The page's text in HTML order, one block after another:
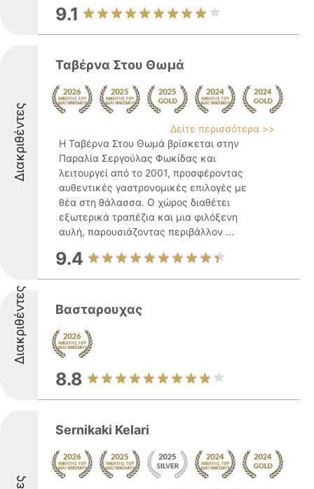
9.1
Διακριθέντες
Ταβέρνα Στου Θωμά
Δείτε περισσότερα >>
Η Ταβέρνα Στου Θωμά βρίσκεται στην
Παραλία Σεργούλας Φωκίδας και
λειτουργεί από το 2001, προσφέροντας
αυθεντικές γαστρονομικές επιλογές με
θέα στη θάλασσα. Ο χώρος διαθέτει
εξωτερικά τραπέζια και μια φιλόξενη
αυλή, παρουσιάζοντας περιβάλλον ...
9.4
Διακριθέντες Βασταρουχας
8.8
Sernikaki Kelari